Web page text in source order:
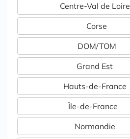
Centre-Val de Loire
Corse
DOM/TOM
Grand Est
Hauts-de-France
Île-de-France
Normandie